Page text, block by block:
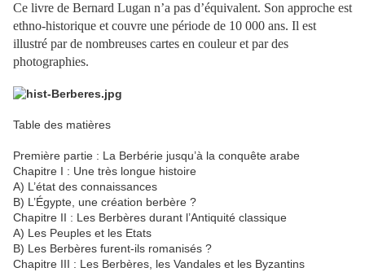
Ce livre de Bernard Lugan n’a pas d’équivalent. Son approche est
ethno-historique et couvre une période de 10 000 ans. Il est
illustré par de nombreuses cartes en couleur et par des
photographies.
Table des matières
Première partie : La Berbérie jusqu’à la conquête arabe
Chapitre I : Une très longue histoire
A) L’état des connaissances
B) L’Égypte, une création berbère ?
Chapitre II : Les Berbères durant l’Antiquité classique
A) Les Peuples et les Etats
B) Les Berbères furent-ils romanisés ?
Chapitre III : Les Berbères, les Vandales et les Byzantins